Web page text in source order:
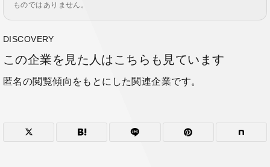
ものではありません。
DISCOVERY
この企業を見た人はこちらも見ています
匿名の閲覧傾向をもとにした関連企業です。